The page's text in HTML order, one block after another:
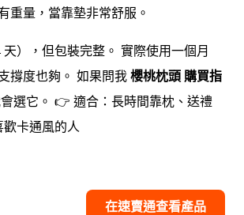
重量，當靠墊非常舒服。
天），但包裝完整。 實際使用一個月
撐度也夠。 如果問我 櫻桃枕頭 購買指
選它。 👉 適合：長時間靠枕、送禮
卡通風的人
在速賣通查看產品